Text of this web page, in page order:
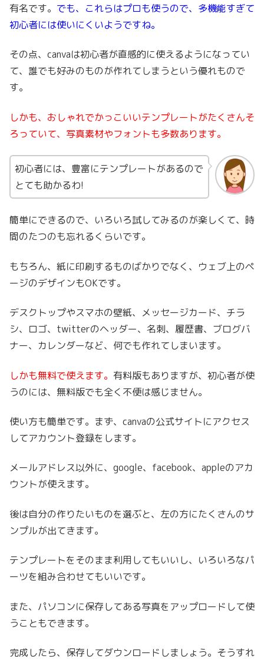
有名です。 でも、これらはプロも使うので、多機能すぎて
初心者には使いにくいようですね。
その点、canvaは初心者が直感的に使えるようになってい
て、誰でも好みのものが作れてしまうという優れもので
す。
しかも、おしゃれでかっこいいテンプレートがたくさんそ
ろっていて、写真素材やフォントも多数あります。
初心者には、豊富にテンプレートがあるので
とても助かるわ!
簡単にできるので、いろいろ試してみるのが楽しくて、時
間のたつのも忘れるくらいです。
もちろん、紙に印刷するものばかりでなく、ウェブ上のペ
ージのデザインもOKです。
デスクトップやスマホの壁紙、メッセージカード、チラ
シ、ロゴ、twitterのヘッダー、名刺、履歴書、ブログバ
ナー、カレンダーなど、何でも作れてしまいます。
しかも無料で使えます。 有料版もありますが、初心者が使
うのには、無料版でも全く不便は感じません。
使い方も簡単です。まず、canvaの公式サイトにアクセス
してアカウント登録をします。
メールアドレス以外に、google、facebook、appleのアカ
ウントが使えます。
後は自分の作りたいものを選ぶと、左の方にたくさんのサ
ンプルが出てきます。
テンプレートをそのまま利用してもいいし、いろいろなパ
ーツを組み合わせてもいいです。
また、パソコンに保存してある写真をアップロードして使
うこともできます。
完成したら、保存してダウンロードしましょう。そうすれ